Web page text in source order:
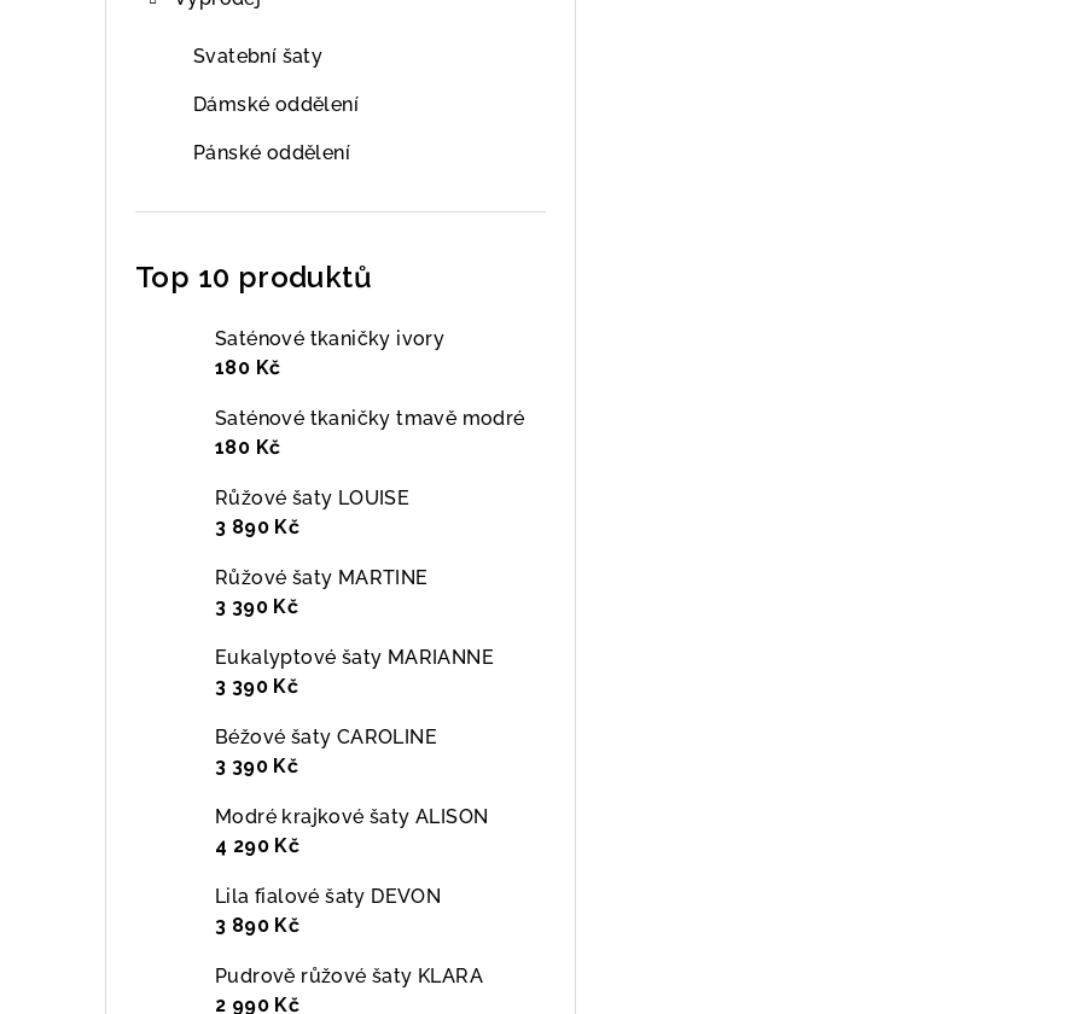
Svatební šaty
Dámské oddělení
Pánské oddělení
Top 10 produktů
Saténové tkaničky ivory
180 Kč
Saténové tkaničky tmavě modré
180 Kč
Růžové šaty LOUISE
3 890 Kč
Růžové šaty MARTINE
3 390 Kč
Eukalyptové šaty MARIANNE
3 390 Kč
Béžové šaty CAROLINE
3 390 Kč
Modré krajkové šaty ALISON
4 290 Kč
Lila fialové šaty DEVON
3 890 Kč
Pudrově růžové šaty KLARA
2 990 Kč